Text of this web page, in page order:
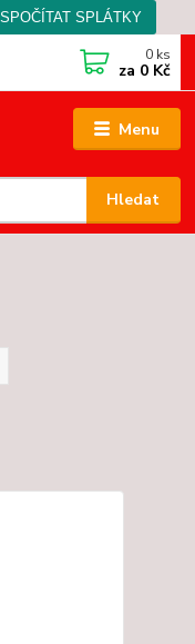
Menu
Hledat
0 ks
za 0 Kč